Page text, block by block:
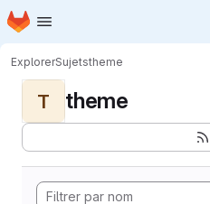
Passer au contenu principal
Page d'accueil
ExplorerSujetstheme
T theme